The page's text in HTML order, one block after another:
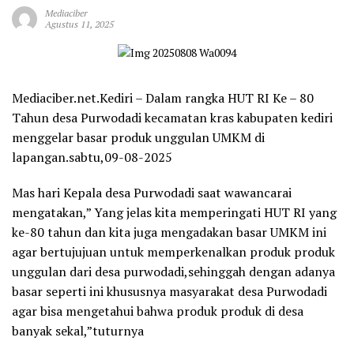
Mediaciber
Agustus 11, 2025
Mediaciber.net.Kediri – Dalam rangka HUT RI Ke – 80
Tahun desa Purwodadi kecamatan kras kabupaten kediri
menggelar basar produk unggulan UMKM di
lapangan.sabtu,09-08-2025
Mas hari Kepala desa Purwodadi saat wawancarai
mengatakan,” Yang jelas kita memperingati HUT RI yang
ke-80 tahun dan kita juga mengadakan basar UMKM ini
agar bertujujuan untuk memperkenalkan produk produk
unggulan dari desa purwodadi,sehinggah dengan adanya
basar seperti ini khususnya masyarakat desa Purwodadi
agar bisa mengetahui bahwa produk produk di desa
banyak sekal,”tuturnya